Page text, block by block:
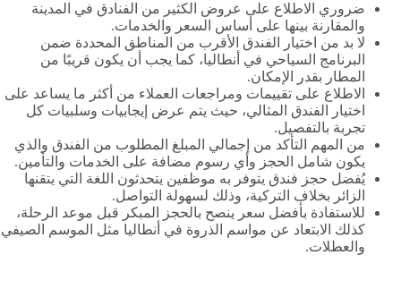
ضروري الاطلاع على عروض الكثير من الفنادق في المدينة
والمقارنة بينها على أساس السعر والخدمات.
لا بد من اختيار الفندق الأقرب من المناطق المحددة ضمن
البرنامج السياحي في أنطاليا، كما يجب أن يكون قريبًا من
المطار بقدر الإمكان.
الاطلاع على تقييمات ومراجعات العملاء من أكثر ما يساعد على
اختيار الفندق المثالي، حيث يتم عرض إيجابيات وسلبيات كل
تجربة بالتفصيل.
من المهم التأكد من إجمالي المبلغ المطلوب من الفندق والذي
يكون شامل الحجز وأي رسوم مضافة على الخدمات والتأمين.
يُفضل حجز فندق يتوفر به موظفين يتحدثون اللغة التي يتقنها
الزائر بخلاف التركية، وذلك لسهولة التواصل.
للاستفادة بأفضل سعر ينصح بالحجز المبكر قبل موعد الرحلة،
كذلك الابتعاد عن مواسم الذروة في أنطاليا مثل الموسم الصيفي
والعطلات.